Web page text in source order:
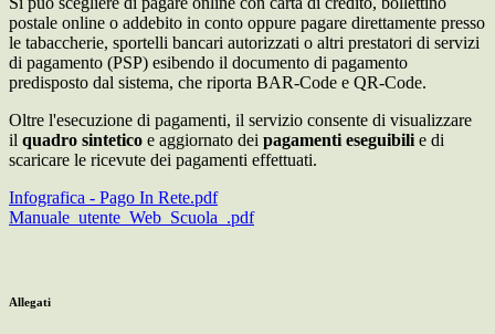
postale online o addebito in conto oppure pagare direttamente presso
le tabaccherie, sportelli bancari autorizzati o altri prestatori di servizi
di pagamento (PSP) esibendo il documento di pagamento
predisposto dal sistema, che riporta BAR-Code e QR-Code.
Oltre l'esecuzione di pagamenti, il servizio consente di visualizzare
il quadro sintetico e aggiornato dei pagamenti eseguibili e di
scaricare le ricevute dei pagamenti effettuati.
Infografica - Pago In Rete.pdf
Manuale_utente_Web_Scuola_.pdf
Allegati